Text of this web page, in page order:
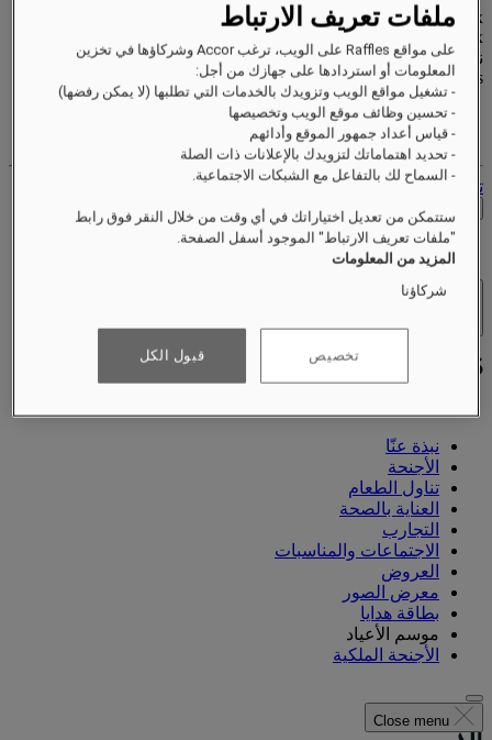
xxxxxxxx
Valid until
xx/xx/xxxx
نقاط المكافآت
XXX
pts
حساب الولاء الخاص بك
حجوزاتك
تسجيل الخروج
التحقق من الأسعار
فتح القائمة
نبذة عنّا
الأجنحة
تناول الطعام
العناية بالصحة
التجارب
الاجتماعات والمناسبات
العروض
معرض الصور
بطاقة هدايا
موسم الأعياد
الأجنحة الملكية
Close menu
ملفات تعريف الارتباط
على مواقع Raffles على الويب، ترغب Accor وشركاؤها في تخزين
المعلومات أو استردادها على جهازك من أجل:
- تشغيل مواقع الويب وتزويدك بالخدمات التي تطلبها (لا يمكن رفضها)
- تحسين وظائف موقع الويب وتخصيصها
- قياس أعداد جمهور الموقع وأدائهم
- تحديد اهتماماتك لتزويدك بالإعلانات ذات الصلة
- السماح لك بالتفاعل مع الشبكات الاجتماعية.
ستتمكن من تعديل اختياراتك في أي وقت من خلال النقر فوق رابط
"ملفات تعريف الارتباط" الموجود أسفل الصفحة.
المزيد من المعلومات
شركاؤنا
تخصيص قبول الكل